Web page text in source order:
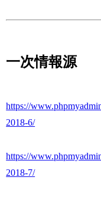
一次情報源
https://
2018-6/
https://
2018-7/